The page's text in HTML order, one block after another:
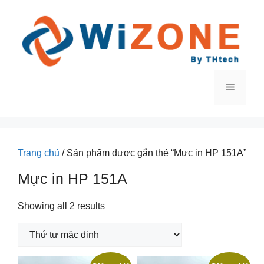
Menu
Trang chủ / Sản phẩm được gắn thẻ “Mực in HP 151A”
Mực in HP 151A
Showing all 2 results